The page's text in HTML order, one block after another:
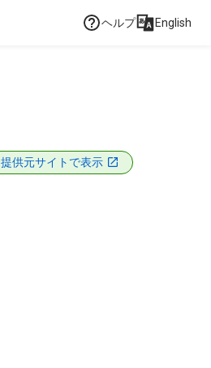
ヘルプ English
提供元サイトで表示